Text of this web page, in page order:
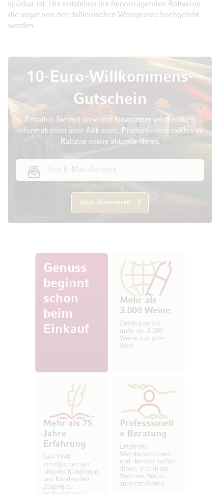
spürbar ist. Hie entstehen die hervorragenden Rotweine
die sogar von der itallienischen Weinpresse hochgelobt
werden.
10-Euro-Willkommens-
Gutschein
Erhalten Sie mit unserem Newsletter wöchentlich
Informationen über Aktionen, Promotionen, exklusive
Rabatte sowie aktuelle News.
E-Mail Adresse
Jetzt abonnieren
Genuss
beginnt
schon
beim
Einkauf
Mehr als
3.000 Weine
Entdecken Sie
mehr als 3.000
Weine aus aller
Welt.
Mehr als 75
Jahre
Erfahrung
Seit 1948
ermöglichen wir
unseren Kundinnen
und Kunden den
Zugang zu
Professionell
e Beratung
Erfahrene
Weinberaterinnen
und -berater helfen
Ihnen, sich in der
Welt des Weins
zurechtzufinden.